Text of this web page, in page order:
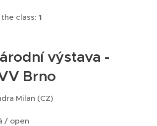
class: 1
výstava -
Brno
Milan (CZ)
/ open